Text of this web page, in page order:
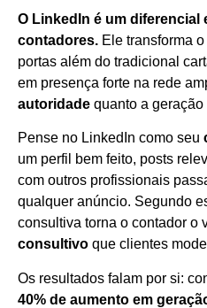
O LinkedIn é um diferencial
contadores. Ele transforma
portas além do tradicional
em presença forte na rede
autoridade quanto a
Pense no LinkedIn como seu
um perfil bem feito, posts
com outros profissionais
qualquer anúncio. Segundo
consultiva torna o contador o
consultivo que clientes
Os resultados falam por si:
40% de aumento em